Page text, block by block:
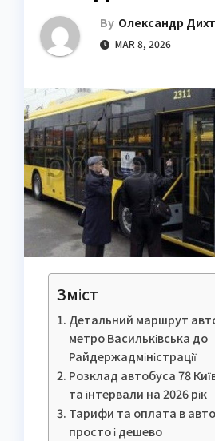
By Олександр
MAR 8, 2026
Зміст
Детальний маршрут
метро Васильківська до
Райдержадміністрації
Розклад автобуса 78
та інтервали на 2026 рік
Тарифи та оплата в
просто і дешево